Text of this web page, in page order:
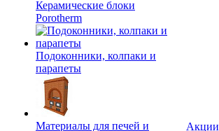
Керамические блоки
Porotherm
Подоконники, колпаки и
парапеты
Материалы для печей и
Акции